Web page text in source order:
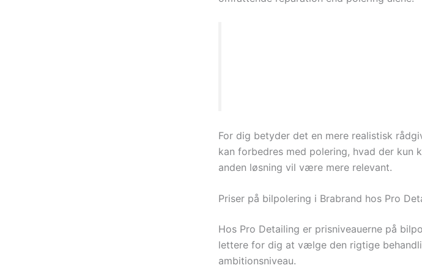
For dig betyder det en mere realistisk
kan forbedres med polering, hvad der kun
anden løsning vil være mere relevant.
Priser på bilpolering i Brabrand hos Pro
Hos Pro Detailing er prisniveauerne på
lettere for dig at vælge den rigtige
ambitionsniveau.